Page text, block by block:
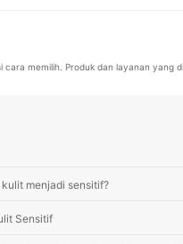
cara memilih. Produk dan layanan yang
menjadi sensitif?
Sensitif